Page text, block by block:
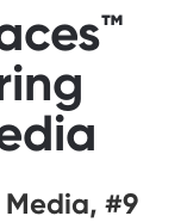
Media,